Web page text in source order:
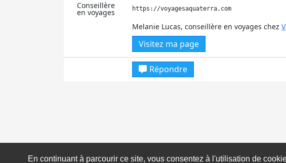
Conseillère
en voyages https://voyagesaquaterra.com
Melanie Lucas, conseillère en voyages chez
Visitez ma page
Répondre
En continuant à parcourir ce site, vous consentez à l'utilisation de